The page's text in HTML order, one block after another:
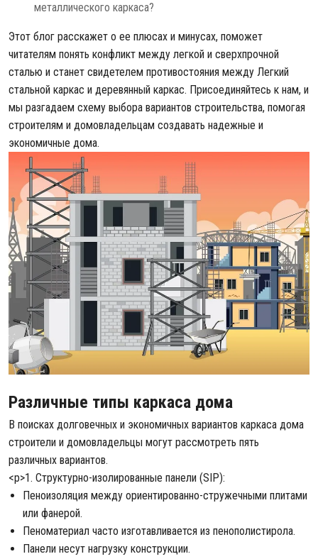
металлического каркаса?
Этот блог расскажет о ее плюсах и минусах, поможет
читателям понять конфликт между легкой и сверхпрочной
сталью и станет свидетелем противостояния между Легкий
стальной каркас и деревянный каркас. Присоединяйтесь к нам, и
мы разгадаем схему выбора вариантов строительства, помогая
строителям и домовладельцам создавать надежные и
экономичные дома.
Различные типы каркаса дома
В поисках долговечных и экономичных вариантов каркаса дома
строители и домовладельцы могут рассмотреть пять
различных вариантов.
<р>1. Структурно-изолированные панели (SIP):
Пеноизоляция между ориентированно-стружечными плитами
или фанерой.
Пеноматериал часто изготавливается из пенополистирола.
Панели несут нагрузку конструкции.